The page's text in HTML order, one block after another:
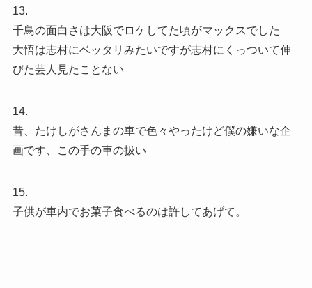
13.
千鳥の面白さは大阪でロケしてた頃がマックスでした
大悟は志村にベッタリみたいですが志村にくっついて伸
びた芸人見たことない
14.
昔、たけしがさんまの車で色々やったけど僕の嫌いな企
画です、この手の車の扱い
15.
子供が車内でお菓子食べるのは許してあげて。